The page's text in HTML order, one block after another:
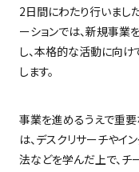
2日間にわたり行いまし
ーションでは、新規事
し、本格的な活動に向
します。
事業を進めるうえで重
は、デスクリサーチやイ
法などを学んだ上で、チ